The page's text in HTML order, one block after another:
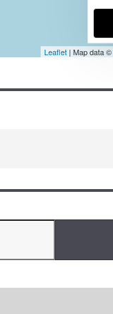
Leaflet | Map data ©